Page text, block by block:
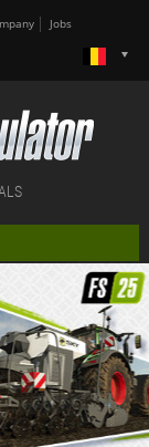
Jobs